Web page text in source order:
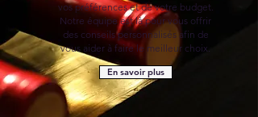
vos préférences et de votre budget.
Notre équipe est là pour vous offrir
des conseils personnalisés afin de
vous aider à faire le meilleur choix.
En savoir plus